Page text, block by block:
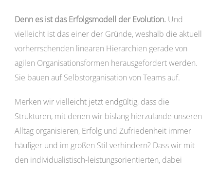
Denn es ist das Erfolgsmodell der Evolution. Und
vielleicht ist das einer der Gründe, weshalb die aktuell
vorherrschenden linearen Hierarchien gerade von
agilen Organisationsformen herausgefordert werden.
Sie bauen auf Selbstorganisation von Teams auf.
Merken wir vielleicht jetzt endgültig, dass die
Strukturen, mit denen wir bislang hierzulande unseren
Alltag organisieren, Erfolg und Zufriedenheit immer
häufiger und im großen Stil verhindern? Dass wir mit
den individualistisch-leistungsorientierten, dabei